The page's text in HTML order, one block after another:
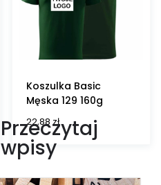
Koszulka Basic
Męska 129 160g
22,88zł
Przeczytaj
wpisy